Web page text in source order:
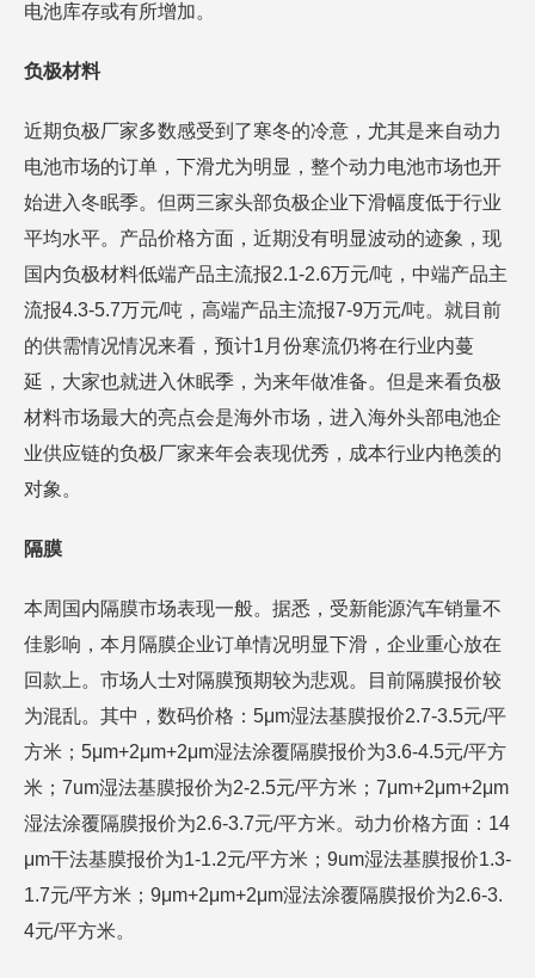
电池库存或有所增加。
负极材料
近期负极厂家多数感受到了寒冬的冷意，尤其是来自动力
电池市场的订单，下滑尤为明显，整个动力电池市场也开
始进入冬眠季。但两三家头部负极企业下滑幅度低于行业
平均水平。产品价格方面，近期没有明显波动的迹象，现
国内负极材料低端产品主流报2.1-2.6万元/吨，中端产品主
流报4.3-5.7万元/吨，高端产品主流报7-9万元/吨。就目前
的供需情况情况来看，预计1月份寒流仍将在行业内蔓
延，大家也就进入休眠季，为来年做准备。但是来看负极
材料市场最大的亮点会是海外市场，进入海外头部电池企
业供应链的负极厂家来年会表现优秀，成本行业内艳羡的
对象。
隔膜
本周国内隔膜市场表现一般。据悉，受新能源汽车销量不
佳影响，本月隔膜企业订单情况明显下滑，企业重心放在
回款上。市场人士对隔膜预期较为悲观。目前隔膜报价较
为混乱。其中，数码价格：5μm湿法基膜报价2.7-3.5元/平
方米；5μm+2μm+2μm湿法涂覆隔膜报价为3.6-4.5元/平方
米；7um湿法基膜报价为2-2.5元/平方米；7μm+2μm+2μm
湿法涂覆隔膜报价为2.6-3.7元/平方米。动力价格方面：14
μm干法基膜报价为1-1.2元/平方米；9um湿法基膜报价1.3-
1.7元/平方米；9μm+2μm+2μm湿法涂覆隔膜报价为2.6-3.
4元/平方米。